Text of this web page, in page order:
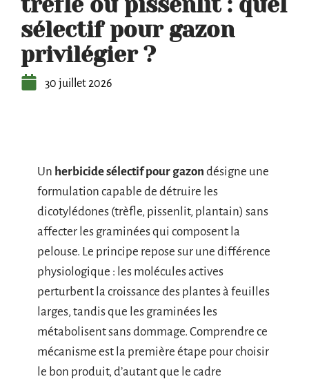
trèfle ou pissenlit : quel
sélectif pour gazon
privilégier ?
30 juillet 2026
Un herbicide sélectif pour gazon désigne une
formulation capable de détruire les
dicotylédones (trèfle, pissenlit, plantain) sans
affecter les graminées qui composent la
pelouse. Le principe repose sur une différence
physiologique : les molécules actives
perturbent la croissance des plantes à feuilles
larges, tandis que les graminées les
métabolisent sans dommage. Comprendre ce
mécanisme est la première étape pour choisir
le bon produit, d’autant que le cadre